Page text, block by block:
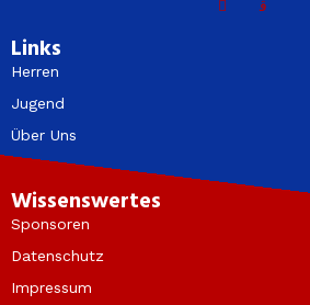
Links
Herren
Jugend
Über Uns
Wissenswertes
Sponsoren
Datenschutz
Impressum